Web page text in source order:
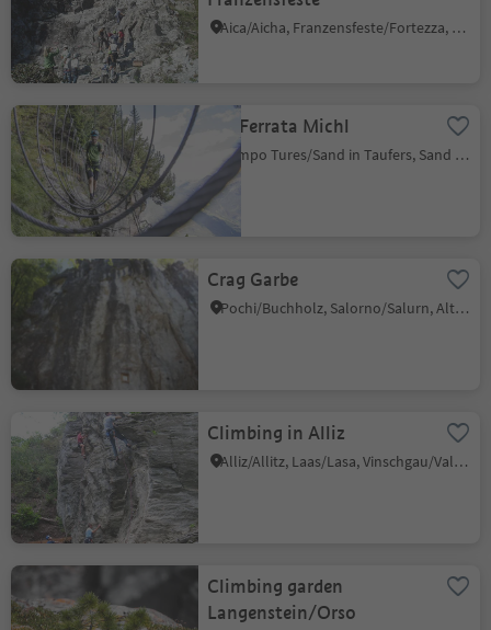
Aica/Aicha, Franzensfeste/Fortezza, Brixen/Bressanone and environs
Via Ferrata Michl
Campo Tures/Sand in Taufers, Sand in Taufers/Campo Tures, Ahrntal/Valle Aurina
Crag Garbe
Pochi/Buchholz, Salorno/Salurn, Alto Adige Wine Road
Climbing in Alliz
Alliz/Allitz, Laas/Lasa, Vinschgau/Val Venosta
Climbing garden
Langenstein/Orso